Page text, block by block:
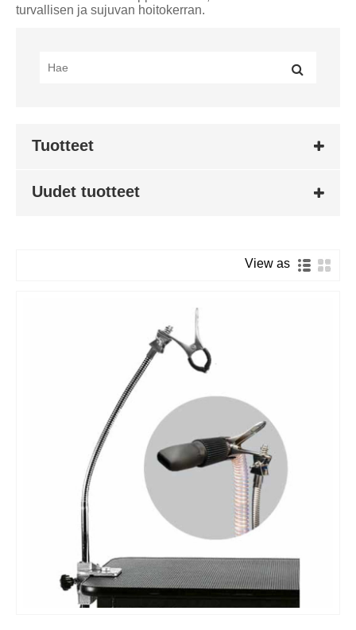
turvallisen ja sujuvan hoitokerran.
Tuotteet
Uudet tuotteet
View as